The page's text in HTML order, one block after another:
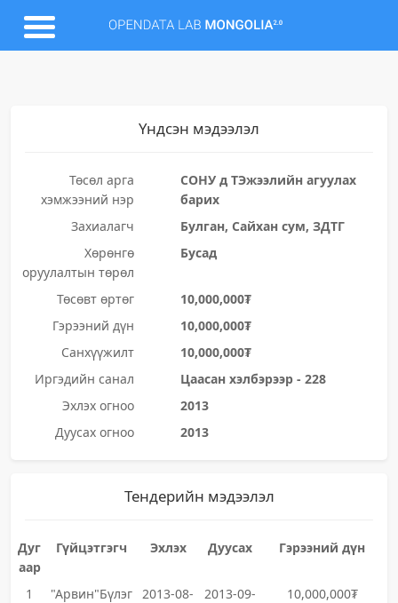
Үндсэн мэдээлэл
Төсөл арга
хэмжээний нэр
СОНУ д ТЭжээлийн агуулах
барих
Захиалагч
Булган, Сайхан сум, ЗДТГ
Хөрөнгө
оруулалтын төрөл
Бусад
Төсөвт өртөг
10,000,000₮
Гэрээний дүн
10,000,000₮
Санхүүжилт
10,000,000₮
Иргэдийн санал
Цаасан хэлбэрээр - 228
Эхлэх огноо
2013
Дуусах огноо
2013
Тендерийн мэдээлэл
Дуг
аар
Гүйцэтгэгч Эхлэх Дуусах Гэрээний дүн
1 "Арвин"Бүлэг
2013-08-
2013-09-
10,000,000₮